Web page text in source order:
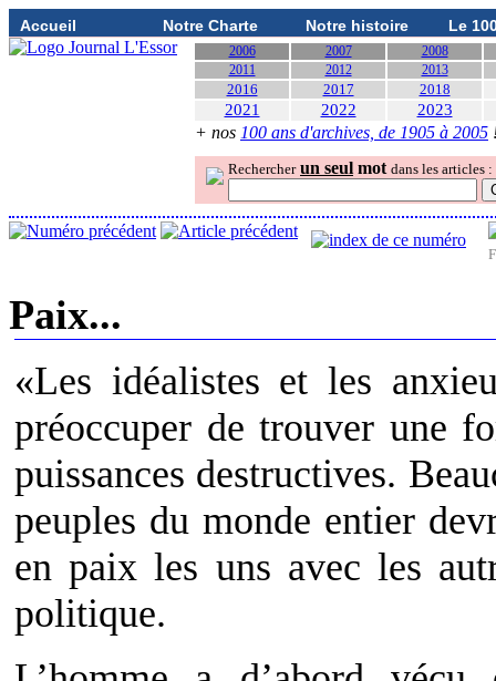
Accueil Notre Charte Notre histoire Le
2006 2007
2008
2011
2012 2013
2016 2017 2018
2021 2022 2023
+ nos 100 ans d'archives, de 1905 à 2005
Rechercher un seul mot dans les articles :
Paix...
«Les idéalistes et les
préoccuper de trouver une
puissances destructives.
peuples du monde entier
en paix les uns avec les
politique.